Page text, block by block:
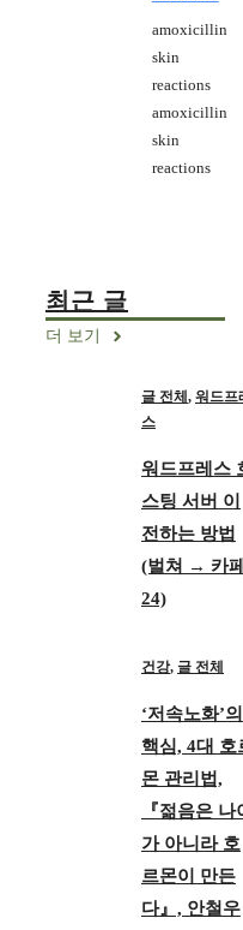
amoxicillin
skin
reactions
amoxicillin
skin
reactions
최근 글
더 보기
글 전체 , 워드프
스
워드프레스
스팅 서버 이
전하는 방법
(벌쳐 → 카페
24)
건강, 글 전체
‘저속노화’의
핵심, 4대 호
몬 관리법,
『젊음은 나
가 아니라 호
르몬이 만든
다』, 안철우